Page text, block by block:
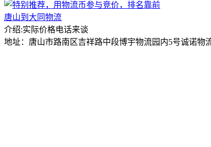
唐山到大同物流
介绍:实际价格电话来谈
地址：唐山市路南区吉祥路中段博宇物流园内5号诚诺物